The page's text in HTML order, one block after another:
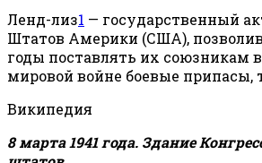
Ленд-лиз1 — государственный
Штатов Америки (США),
годы поставлять их союзникам
мировой войне боевые припасы,
Википедия
8 марта 1941 года. Здание